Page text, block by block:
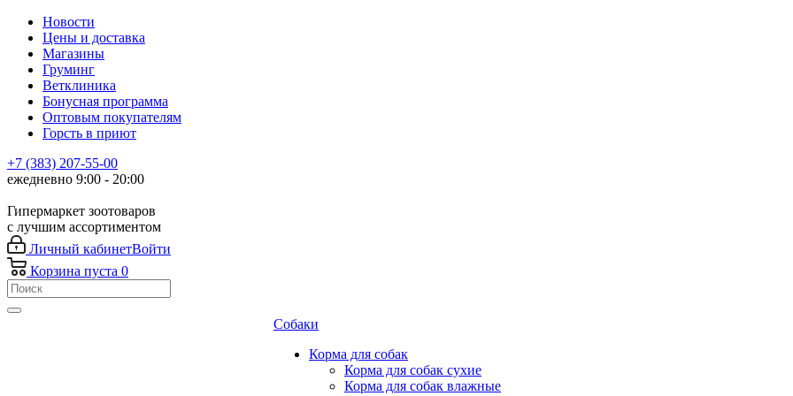
Новости
Цены и доставка
Магазины
Груминг
Ветклиника
Бонусная программа
Оптовым покупателям
Горсть в приют
+7 (383) 207-55-00
ежедневно 9:00 - 20:00
Гипермаркет зоотоваров
с лучшим ассортиментом
Личный кабинетВойти
Корзина пуста 0
Собаки
Корма для собак
Корма для собак сухие
Корма для собак влажные